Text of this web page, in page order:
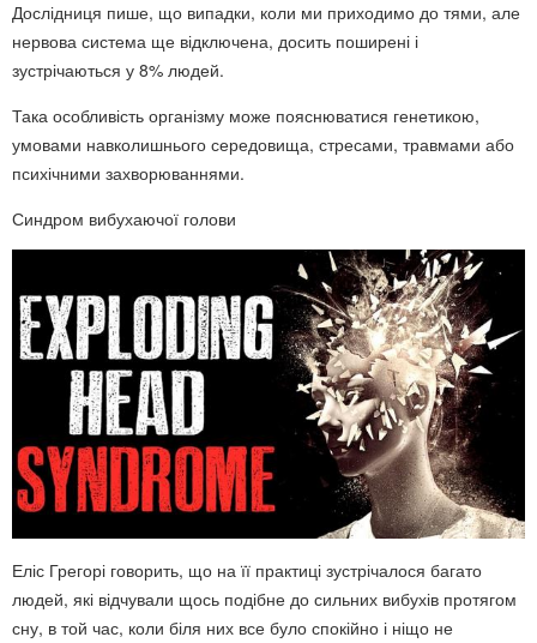
Дослідниця пише, що випадки, коли ми приходимо до тями, але
нервова система ще відключена, досить поширені і
зустрічаються у 8% людей.
Така особливість організму може пояснюватися генетикою,
умовами навколишнього середовища, стресами, травмами або
психічними захворюваннями.
Синдром вибухаючої голови
Еліс Грегорі говорить, що на її практиці зустрічалося багато
людей, які відчували щось подібне до сильних вибухів протягом
сну, в той час, коли біля них все було спокійно і ніщо не